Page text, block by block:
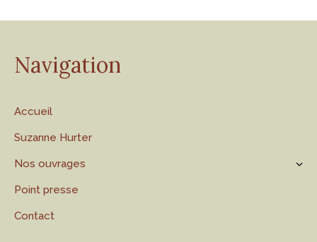
Navigation
Accueil
Suzanne Hurter
Nos ouvrages
Point presse
Contact